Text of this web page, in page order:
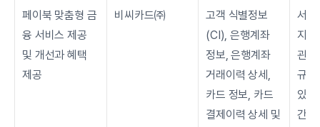
페이북 맞춤형 금
융 서비스 제공
및 개선과 혜택
제공
비씨카드㈜
고객 식별정보
(CI), 은행계좌
정보, 은행계좌
거래이력 상세,
카드 정보, 카드
결제이력 상세 및
서비
지
관련
규정
있는
간을